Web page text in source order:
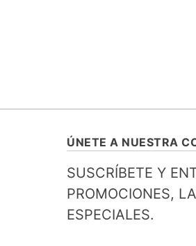
ÚNETE A NUESTRA
SUSCRÍBETE Y
PROMOCIONES,
ESPECIALES.